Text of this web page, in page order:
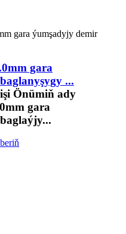
gara
...
Önümiň ady
gara